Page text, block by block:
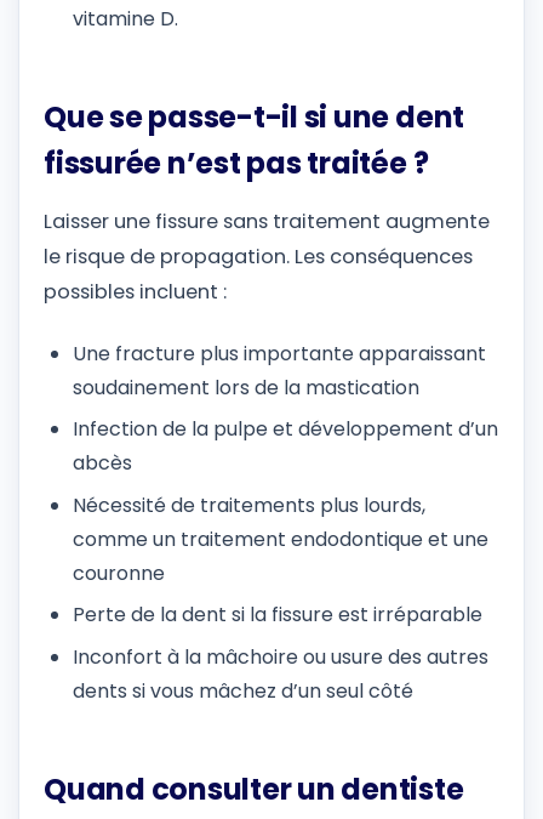
vitamine D.
Que se passe-t-il si une dent
fissurée n’est pas traitée ?
Laisser une fissure sans traitement augmente
le risque de propagation. Les conséquences
possibles incluent :
Une fracture plus importante apparaissant
soudainement lors de la mastication
Infection de la pulpe et développement d’un
abcès
Nécessité de traitements plus lourds,
comme un traitement endodontique et une
couronne
Perte de la dent si la fissure est irréparable
Inconfort à la mâchoire ou usure des autres
dents si vous mâchez d’un seul côté
Quand consulter un dentiste